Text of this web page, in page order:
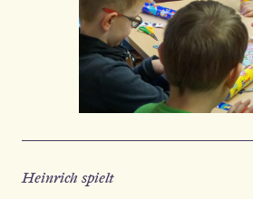
Heinrich spielt